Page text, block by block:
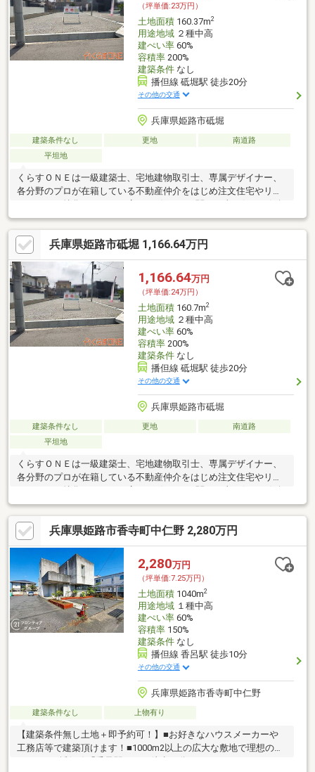
（坪単価:23万円）
土地面積160.37m2
用途地域２種中高
建ぺい率60%
容積率200%
建築条件なし
播但線 砥堀駅 徒歩20分
その他の交通
兵庫県姫路市砥堀
建築条件なし 更地
南道路
平坦地
くらすＯＮＥは一級建築士、宅地建物取引士、専属デザイナー、
各分野のプロが在籍している不動産仲介をはじめ注文住宅やリフ
にお問い合わせください。
兵庫県姫路市砥堀 1,166.64万円
1,166.64万円
（坪単価:24万円）
土地面積160.7m2
用途地域２種中高
建ぺい率60%
容積率200%
建築条件なし
播但線 砥堀駅 徒歩20分
その他の交通
兵庫県姫路市砥堀
建築条件なし 更地
南道路
平坦地
くらすＯＮＥは一級建築士、宅地建物取引士、専属デザイナー、
各分野のプロが在籍している不動産仲介をはじめ注文住宅やリフ
にお問い合わせください。
兵庫県姫路市香寺町中仁野 2,280万円
2,280万円
（坪単価:7.25万円）
土地面積1040m2
用途地域１種中高
建ぺい率60%
容積率150%
建築条件なし
播但線 香呂駅 徒歩10分
その他の交通
兵庫県姫路市香寺町中仁野
建築条件なし 上物有り
【建築条件無し土地＋即予約可！】■お好きなハウスメーカーや
工務店等で建築頂けます！■1000m2以上の広大な敷地で理想の住